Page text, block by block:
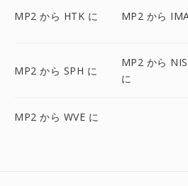
MP2 から HTK に MP2 から
MP2 から SPH に
MP2 から
に
MP2 から WVE に